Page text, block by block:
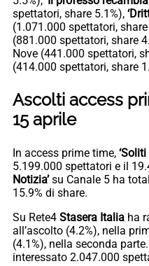
spettatori, share 5.1%),
(1.071.000 spettatori, share
(881.000 spettatori, share
Nove (441.000 spettatori,
(414.000 spettatori, share
Ascolti access
15 aprile
In access prime time, ‘Soliti
5.199.000 spettatori e il
Notizia’su Canale 5 ha
15.9% di share.
Su Rete4 Stasera Italia ha
all’ascolto (4.2%), nella
(4.1%), nella seconda
interessato 2.047.000